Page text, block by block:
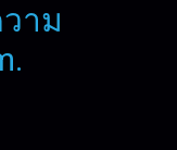
าม